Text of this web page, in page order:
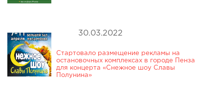
30.03.2022
Стартовало размещение рекламы на
остановочных комплексах в городе Пенза
для концерта «Снежное шоу Славы
Полунина»